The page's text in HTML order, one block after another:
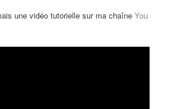
une vidéo tutorielle sur ma chaîneYou